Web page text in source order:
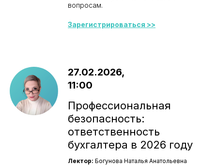
вопросам.
Зарегистрироваться >>
27.02.2026,
11:00
Профессиональная
безопасность:
ответственность
бухгалтера в 2026 году
Лектор: Богунова Наталья Анатольевна